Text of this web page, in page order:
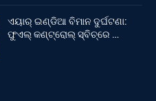
ଏୟାର୍ ଇଣ୍ଡିଆ ବିମାନ ଦୁର୍ଘଟଣା:
ଫୁଏଲ୍‌ କଣ୍ଟ୍ରୋଲ୍‌ ସ୍ବିଚ୍‌ରେ …